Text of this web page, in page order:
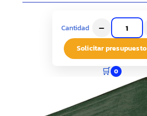
Cantidad –
Solicitar presupuesto
🛒 0